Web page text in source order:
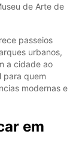
de Arte de
passeios
urbanos,
a cidade ao
para quem
modernas e
em